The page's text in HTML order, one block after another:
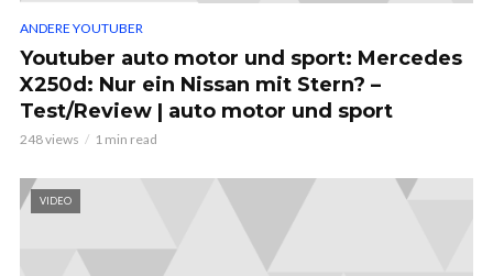
ANDERE YOUTUBER
Youtuber auto motor und sport: Mercedes
X250d: Nur ein Nissan mit Stern? –
Test/Review | auto motor und sport
248 views 1 min read
VIDEO